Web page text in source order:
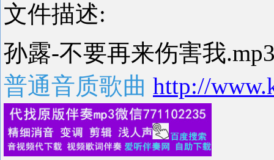
文件描述:
孙露-不要再来伤害我
普通音质歌曲 http://